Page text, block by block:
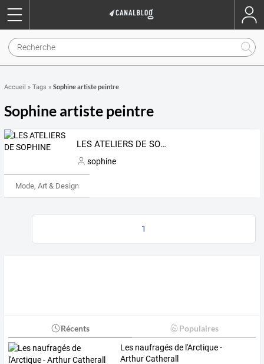
Accueil » Tags » Sophine artiste peintre
Sophine artiste peintre
LES ATELIERS DE SOPHINE
sophine
Mode, Art & Design
1
Récents Populaires
Les naufragés de l'Arctique -
Arthur Catherall